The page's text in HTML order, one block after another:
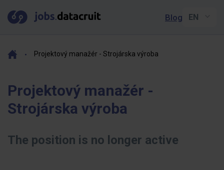
Blog
Projektový manažér - Strojárska výroba
Projektový manažér -
Strojárska výroba
The position is no longer active